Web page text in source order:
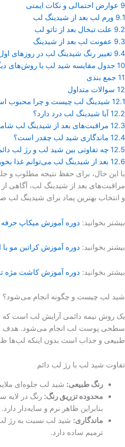
9 عوارض احتمالی و نکات ایمنی
9.1 ورم لب بعد از شیدینگ لب
9.2 علت تبخال بعد از تاتو لب
9.3 عفونت لب بعد از شیدینگ
9.4 تغییر رنگ شیدینگ لب در روزهای
10 جدول مقایسه شید لب با روش‌های
11 جمع بندی
12 سوالات متداول
12.1 شیدینگ لب چیست و چرا محبوب
12.2 آیا شیدینگ لب درد دارد؟
12.3 مراقبت‌های بعد از شیدینگ لب
12.4 ماندگاری شید لب چقدر است؟
12.5 چه تفاوتی بین شید لب و رژ لب
12.6 بعد از شیدینگ لب می‌توانم غذا
با این حال، برای حفظ نتیجه مطلوب و
مراقبت‌های بعد از شیدینگ لب، آگاهی
و انتخاب بهترین پماد برای شیدینگ
بیشتر بخوانید: دوره آموزش میکاپ حرفه
بیشتر بخوانید: دوره آموزش کراتین مو با
بیشتر بخوانید: دوره آموزش کاشت
شید لب چیست و چگونه انجام می‌شود؟
یک روش نیمه دائمی آرایش لب است که با
سطحی پوست لب انجام می‌شود. هدف از
طبیعی و جذاب است بدون اینکه لب‌ها
تفاوت شید لب با رژ لب دائم
رنگ طبیعی: شید لب جلوه‌ای
محدوده تزریق رنگ: رنگ در لایه
بنابراین ظاهر نرم و سایه‌دار دارد.
ماندگاری: شید لب نسبت به رژ
ترمیم ساده دارد.